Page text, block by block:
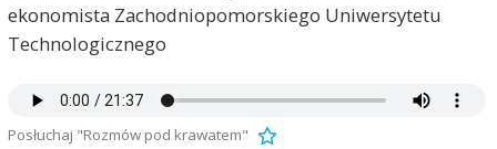
ekonomista Zachodniopomorskiego Uniwersytetu
Technologicznego
Posłuchaj "Rozmów pod krawatem"